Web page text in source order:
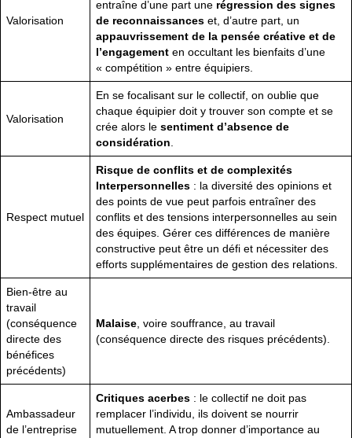
Valorisation
entraîne d’une part une régression des signes
de reconnaissances et, d’autre part, un
appauvrissement de la pensée créative et de
l’engagement en occultant les bienfaits d’une
« compétition » entre équipiers.
Valorisation
En se focalisant sur le collectif, on oublie que
chaque équipier doit y trouver son compte et se
crée alors le sentiment d’absence de
considération.
Respect mutuel
Risque de conflits et de complexités
Interpersonnelles : la diversité des opinions et
des points de vue peut parfois entraîner des
conflits et des tensions interpersonnelles au sein
des équipes. Gérer ces différences de manière
constructive peut être un défi et nécessiter des
efforts supplémentaires de gestion des relations.
Bien-être au
travail
(conséquence
directe des
bénéfices
précédents)
Malaise, voire souffrance, au travail
(conséquence directe des risques précédents).
Ambassadeur
de l’entreprise
Critiques acerbes : le collectif ne doit pas
remplacer l’individu, ils doivent se nourrir
mutuellement. A trop donner d’importance au